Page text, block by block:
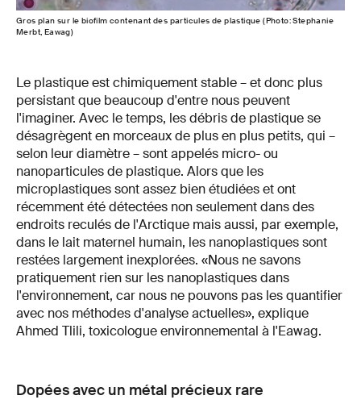
Gros plan sur le biofilm contenant des particules de plastique (Photo: Stephanie
Merbt, Eawag)
Le plastique est chimiquement stable – et donc plus
persistant que beaucoup d'entre nous peuvent
l'imaginer. Avec le temps, les débris de plastique se
désagrègent en morceaux de plus en plus petits, qui –
selon leur diamètre – sont appelés micro- ou
nanoparticules de plastique. Alors que les
microplastiques sont assez bien étudiées et ont
récemment été détectées non seulement dans des
endroits reculés de l'Arctique mais aussi, par exemple,
dans le lait maternel humain, les nanoplastiques sont
restées largement inexplorées. «Nous ne savons
pratiquement rien sur les nanoplastiques dans
l'environnement, car nous ne pouvons pas les quantifier
avec nos méthodes d'analyse actuelles», explique
Ahmed Tlili, toxicologue environnemental à l'Eawag.
Dopées avec un métal précieux rare